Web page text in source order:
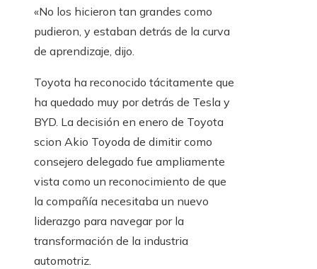
«No los hicieron tan grandes como
pudieron, y estaban detrás de la curva
de aprendizaje, dijo.
Toyota ha reconocido tácitamente que
ha quedado muy por detrás de Tesla y
BYD. La decisión en enero de Toyota
scion Akio Toyoda de dimitir como
consejero delegado fue ampliamente
vista como un reconocimiento de que
la compañía necesitaba un nuevo
liderazgo para navegar por la
transformación de la industria
automotriz.